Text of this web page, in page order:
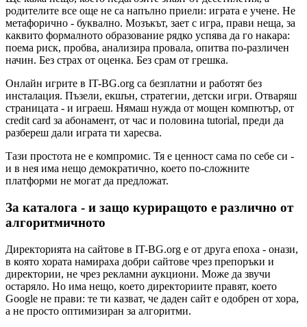
родителите все още не са напълно приели: играта е учене. Не
метафорично - буквално. Мозъкът, зает с игра, прави неща, за
каквито формалното образование рядко успява да го накара:
поема риск, пробва, анализира провала, опитва по-различен
начин. Без страх от оценка. Без срам от грешка.
Онлайн игрите в IT-BG.org са безплатни и работят без
инсталация. Пъзели, екшън, стратегии, детски игри. Отваряш
страницата - и играеш. Нямаш нужда от мощен компютър, от
credit card за абонамент, от час и половина tutorial, преди да
разбереш дали играта ти харесва.
Тази простота не е компромис. Тя е ценност сама по себе си -
и в нея има нещо демократично, което по-сложните
платформи не могат да предложат.
За каталога - и защо куриращото е различно от
алгоритмичното
Директорията на сайтове в IT-BG.org е от друга епоха - онази,
в която хората намираха добри сайтове чрез препоръки и
директории, не чрез рекламни аукциони. Може да звучи
остаряло. Но има нещо, което директориите правят, което
Google не прави: те ти казват, че даден сайт е одобрен от хора,
а не просто оптимизиран за алгоритми.